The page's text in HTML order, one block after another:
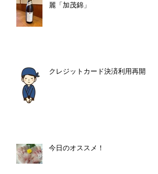
麗「加茂錦」
クレジットカード決済利用再開
今日のオススメ！